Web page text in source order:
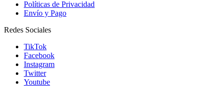
Políticas de Privacidad
Envío y Pago
Redes Sociales
TikTok
Facebook
Instagram
Twitter
Youtube